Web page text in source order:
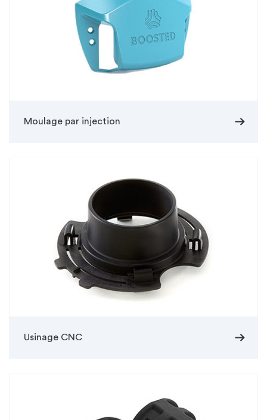
Moulage par injection arrow_right_alt
Usinage CNC arrow_right_alt